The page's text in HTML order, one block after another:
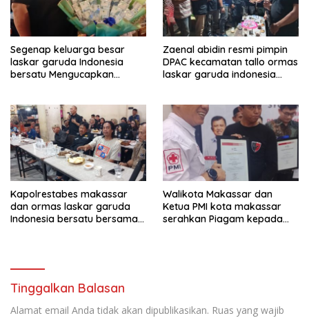
Segenap keluarga besar
laskar garuda Indonesia
bersatu Mengucapkan
(Andi Sumarni).
Zaenal abidin resmi pimpin
DPAC kecamatan tallo ormas
laskar garuda indonesia
Kapolrestabes makassar
dan ormas laskar garuda
Indonesia bersatu bersama
kota makassar.
Walikota Makassar dan
Ketua PMI kota makassar
serahkan Piagam kepada
Tinggalkan Balasan
Alamat email Anda tidak akan dipublikasikan. Ruas yang wajib